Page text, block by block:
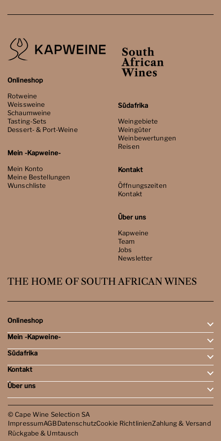
Onlineshop
Rotweine
Weissweine
Schaumweine
Tasting-Sets
Dessert- & Port-Weine
Mein -Kapweine-
Mein Konto
Meine Bestellungen
Wunschliste
Südafrika
Weingebiete
Weingüter
Weinbewertungen
Reisen
Kontakt
Öffnungszeiten
Kontakt
Über uns
Kapweine
Team
Jobs
Newsletter
THE HOME OF SOUTH AFRICAN WINES
Onlineshop
Rotweine
Weissweine
Schaumweine
Tasting-Sets
Dessert- & Port-Weine
Mein -Kapweine-
Mein Konto
Meine Bestellungen
Wunschliste
Südafrika
Weingebiete
Weingüter
Weinbewertungen
Reisen
Kontakt
Öffnungszeiten
Kontakt
Über uns
Kapweine
Team
Jobs
Newsletter
© Cape Wine Selection SA
ImpressumAGBDatenschutzCookie RichtlinienZahlung & Versand
Rückgabe & Umtausch